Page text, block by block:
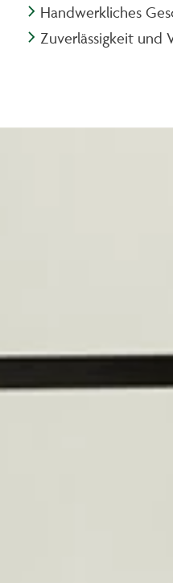
Handwerkliches
Zuverlässigkeit und